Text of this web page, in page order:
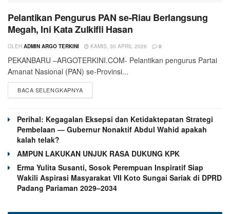
Pelantikan Pengurus PAN se-Riau Berlangsung
Megah, Ini Kata Zulkifli Hasan
OLEH ADMIN ARGO TERKINI KAMIS, 30 APRIL 2026 0
PEKANBARU –ARGOTERKINI.COM- Pelantikan pengurus Partai
Amanat Nasional (PAN) se-Provinsi...
BACA SELENGKAPNYA
Perihal: Kegagalan Eksepsi dan Ketidaktepatan Strategi
Pembelaan — Gubernur Nonaktif Abdul Wahid apakah
kalah telak?
AMPUN LAKUKAN UNJUK RASA DUKUNG KPK
Erma Yulita Susanti, Sosok Perempuan Inspiratif Siap
Wakili Aspirasi Masyarakat VII Koto Sungai Sariak di DPRD
Padang Pariaman 2029–2034